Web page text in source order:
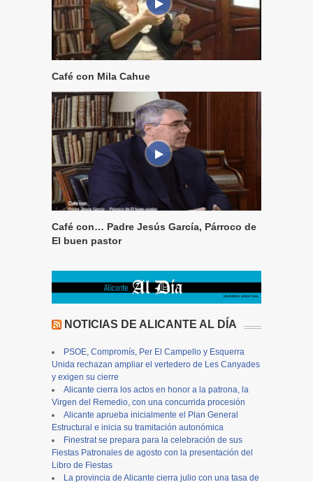
Café con Mila Cahue
Café con… Padre Jesús García, Párroco de
El buen pastor
NOTICIAS DE ALICANTE AL DÍA
PSOE, Compromís, Per El Campello y Esquerra
Unida rechazan ampliar el vertedero de Les Canyades
y exigen su cierre
Alicante cierra los actos en honor a la patrona, la
Virgen del Remedio, con una concurrida procesión
Alicante aprueba inicialmente el Plan General
Estructural e inicia su tramitación autonómica
Finestrat se prepara para la celebración de sus
Fiestas Patronales de agosto con la presentación del
Libro de Fiestas
La provincia de Alicante cierra julio con una tasa de